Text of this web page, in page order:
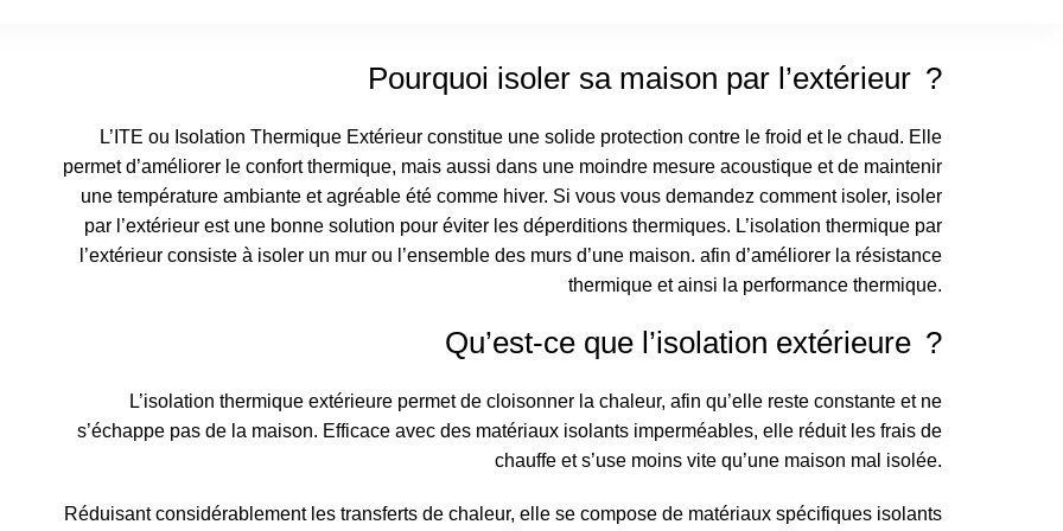
Pourquoi isoler sa maison par l’extérieur ?
L’ITE ou Isolation Thermique Extérieur constitue une solide protection contre le froid et le chaud. Elle
permet d’améliorer le confort thermique, mais aussi dans une moindre mesure acoustique et de maintenir
une température ambiante et agréable été comme hiver. Si vous vous demandez comment isoler, isoler
par l’extérieur est une bonne solution pour éviter les déperditions thermiques. L’isolation thermique par
l’extérieur consiste à isoler un mur ou l’ensemble des murs d’une maison. afin d’améliorer la résistance
thermique et ainsi la performance thermique.
Qu’est-ce que l’isolation extérieure ?
L’isolation thermique extérieure permet de cloisonner la chaleur, afin qu’elle reste constante et ne
s’échappe pas de la maison. Efficace avec des matériaux isolants imperméables, elle réduit les frais de
chauffe et s’use moins vite qu’une maison mal isolée.
Réduisant considérablement les transferts de chaleur, elle se compose de matériaux spécifiques isolants